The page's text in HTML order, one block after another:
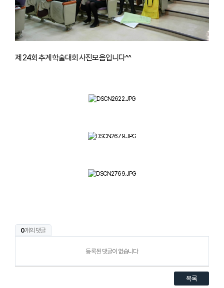
제 24회 추계학술대회 사진모음입니다^^
0개의 댓글
등록된 댓글이 없습니다
목록